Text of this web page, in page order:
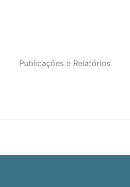
Publicações e Relatórios